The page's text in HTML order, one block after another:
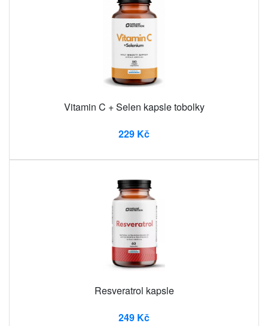
Vitamin C + Selen kapsle tobolky
229 Kč
Resveratrol kapsle
249 Kč